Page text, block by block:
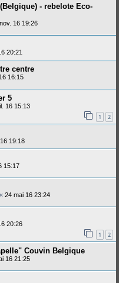
- rebelote Eco-
16 19:26
20:21
centre
16:15
5
16 15:13
1 2
19:18
15:17
« 24 mai 16 23:24
20:26
1 2
Couvin Belgique
16 21:25